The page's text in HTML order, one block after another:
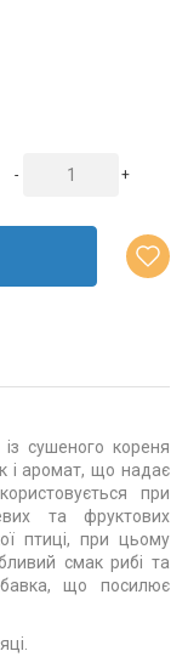
- +
сушеного кореня
і аромат, що надає
при
та фруктових
птиці, при цьому
смак рибі та
що посилює